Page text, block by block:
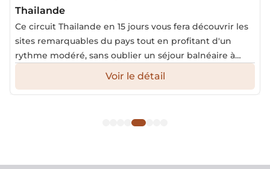
Thailande
Ce circuit Thailande en 15 jours vous fera découvrir les
sites remarquables du pays tout en profitant d'un
rythme modéré, sans oublier un séjour balnéaire à
Phuket avec les magnifiques plages à la fin du voyage
Voir le détail